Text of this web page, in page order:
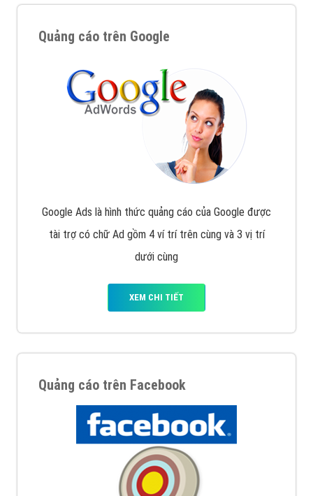
Quảng cáo trên Google
Google Ads là hình thức quảng cáo của Google được
tài trợ có chữ Ad gồm 4 ví trí trên cùng và 3 vị trí
dưới cùng
XEM CHI TIẾT
Quảng cáo trên Facebook